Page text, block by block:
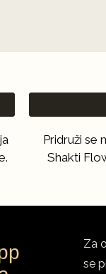
Pridruži se
Shakti
Za
se